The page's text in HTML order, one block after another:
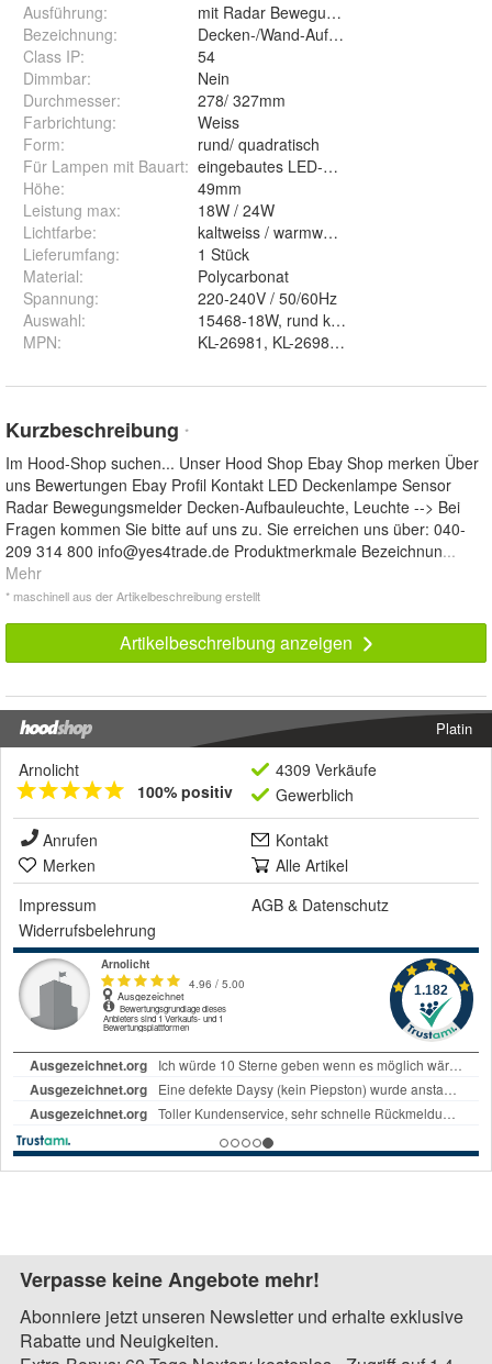
Ausführung:
mit Radar Bewegungsmelder
Bezeichnung:
Decken-/Wand-Aufbauleuchte
Class IP:
54
Dimmbar:
Nein
Durchmesser:
278/ 327mm
Farbrichtung:
Weiss
Form:
rund/ quadratisch
Für Lampen mit Bauart: eingebautes LED-Modul SMD
Höhe:
49mm
Leistung max:
18W / 24W
Lichtfarbe:
kaltweiss / warmweiss
Lieferumfang:
1 Stück
Material:
Polycarbonat
Spannung:
220-240V / 50/60Hz
Auswahl:
15468-18W, rund kaltweiss, 15467-24W,
MPN:
Kurzbeschreibung *
Im Hood-Shop suchen... Unser Hood Shop Ebay Shop merken Über
uns Bewertungen Ebay Profil Kontakt LED Deckenlampe Sensor
Radar Bewegungsmelder Decken-Aufbauleuchte, Leuchte --> Bei
Fragen kommen Sie bitte auf uns zu. Sie erreichen uns über: 040-
209 314 800 info@yes4trade.de Produktmerkmale Bezeichnun...
Mehr
* maschinell aus der Artikelbeschreibung erstellt
Artikelbeschreibung anzeigen
Platin
Arnolicht
100% positiv
4309 Verkäufe
Gewerblich
Anrufen
Kontakt
Merken
Alle Artikel
Impressum
AGB & Datenschutz
Widerrufsbelehrung
Verpasse keine Angebote mehr!
Abonniere jetzt unseren Newsletter und erhalte exklusive
Rabatte und Neuigkeiten.